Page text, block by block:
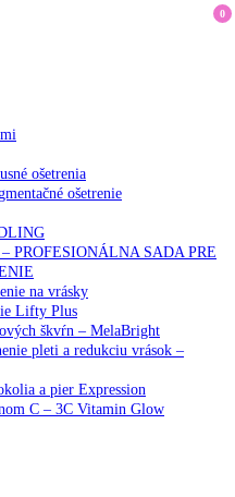
ošetrenia
ošetrenie
PROFESIONÁLNA SADA PRE
na vrásky
Lifty Plus
škvŕn – MelaBright
pleti a redukciu vrások –
a pier Expression
C – 3C Vitamin Glow
0